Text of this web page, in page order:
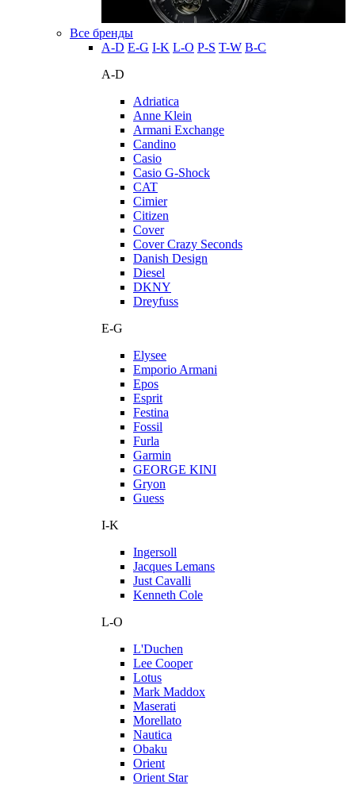
Все бренды
A-D E-G I-K L-O P-S T-W В-С
A-D
Adriatica
Anne Klein
Armani Exchange
Candino
Casio
Casio G-Shock
CAT
Cimier
Citizen
Cover
Cover Crazy Seconds
Danish Design
Diesel
DKNY
Dreyfuss
E-G
Elysee
Emporio Armani
Epos
Esprit
Festina
Fossil
Furla
Garmin
GEORGE KINI
Gryon
Guess
I-K
Ingersoll
Jacques Lemans
Just Cavalli
Kenneth Cole
L-O
L'Duchen
Lee Cooper
Lotus
Mark Maddox
Maserati
Morellato
Nautica
Obaku
Orient
Orient Star